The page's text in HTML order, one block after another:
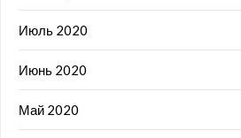
Июль 2020
Июнь 2020
Май 2020